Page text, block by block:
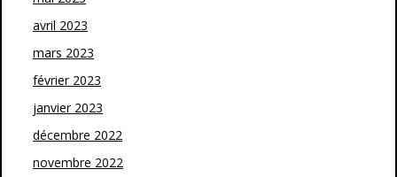
avril 2023
mars 2023
février 2023
janvier 2023
décembre 2022
novembre 2022